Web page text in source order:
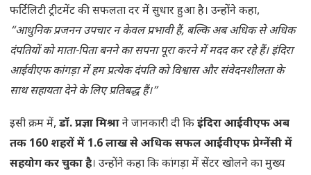
फर्टिलिटी ट्रीटमेंट की सफलता दर में सुधार हुआ है। उन्होंने कहा,
“आधुनिक प्रजनन उपचार न केवल प्रभावी हैं, बल्कि अब अधिक से अधिक
दंपतियों को माता-पिता बनने का सपना पूरा करने में मदद कर रहे हैं। इंदिरा
आईवीएफ कांगड़ा में हम प्रत्येक दंपति को विश्वास और संवेदनशीलता के
साथ सहायता देने के लिए प्रतिबद्ध हैं।”
इसी क्रम में, डॉ. प्रज्ञा मिश्राने जानकारी दी किइंदिरा आईवीएफ अब
तक 160 शहरों में 1.6 लाख से अधिक सफल आईवीएफ प्रेग्नेंसी में
सहयोग कर चुका है। उन्होंने कहा कि कांगड़ा में सेंटर खोलने का मुख्य